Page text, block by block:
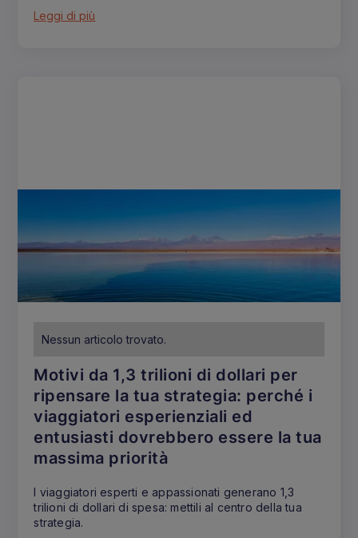
Leggi di più
Nessun articolo trovato.
Motivi da 1,3 trilioni di dollari per
ripensare la tua strategia: perché i
viaggiatori esperienziali ed
entusiasti dovrebbero essere la tua
massima priorità
I viaggiatori esperti e appassionati generano 1,3
trilioni di dollari di spesa: mettili al centro della tua
strategia.